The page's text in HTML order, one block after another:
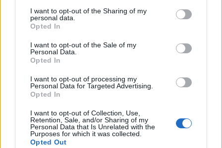
I want to opt-out of the Sharing of my
personal data.
Opted In
I want to opt-out of the Sale of my
Personal Data.
Opted In
I want to opt-out of processing my
Personal Data for Targeted Advertising.
Opted In
I want to opt-out of Collection, Use,
Retention, Sale, and/or Sharing of my
Personal Data that Is Unrelated with the
Purposes for which it was collected.
Opted Out